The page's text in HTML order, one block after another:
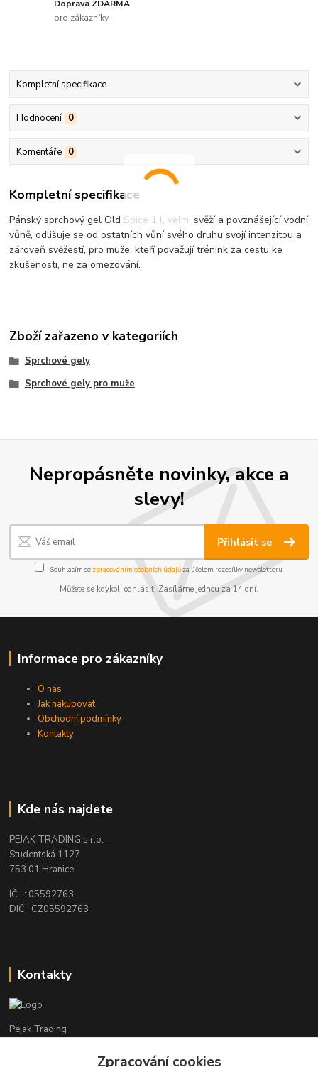
Doprava ZDARMA
pro zákazníky
Kompletní specifikace
Hodnocení 0
Komentáře 0
Kompletní specifikace
Pánský sprchový gel Old Spice 1 l, velmi svěží a povznášející vodní
vůně, odlišuje se od ostatních vůní svého druhu svojí intenzitou a
zároveň svěžestí, pro muže, kteří považují trénink za cestu ke
zkušenosti, ne za omezování.
Zboží zařazeno v kategoriích
Sprchové gely
Sprchové gely pro muže
Nepropásněte novinky, akce a
slevy!
Přihlásit se
Souhlasím se zpracováním osobních údajůza účelem rozesílky newsletteru.
Můžete se kdykoli odhlásit. Zasíláme jednou za 14 dní.
Informace pro zákazníky
O nás
Jak nakupovat
Obchodní podmínky
Kontakty
Kde nás najdete
PEJAK TRADING s.r.o.
Studentská 1127
753 01 Hranice
IČ : 05592763
DIČ : CZ05592763
Kontakty
Pejak Trading
Zpracování cookies